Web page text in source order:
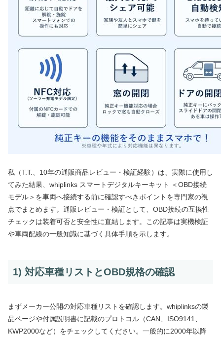
私（T.T.、10年の通販商品レビュー・検証経験）は、実際に使用し
てみた結果、whiplinks スマートデジタルキーキット ＜OBD接続
モデル＞を車両へ接続する前に確認すべきポイントを専門家の視
点でまとめます。通販レビュー・検証として、OBD接続の互換性
チェックは装着可否と安全性に直結します。この記事は実機検証
や車両配線の一般知識に基づく具体手順を示します。
1) 対応車種リストとOBD規格の確認
まずメーカー公開の対応車種リストを確認します。whiplinksの製
品ページや付属説明書に記載のプロトコル（CAN、ISO9141、
KWP2000など）をチェックしてください。一般的に2000年以降